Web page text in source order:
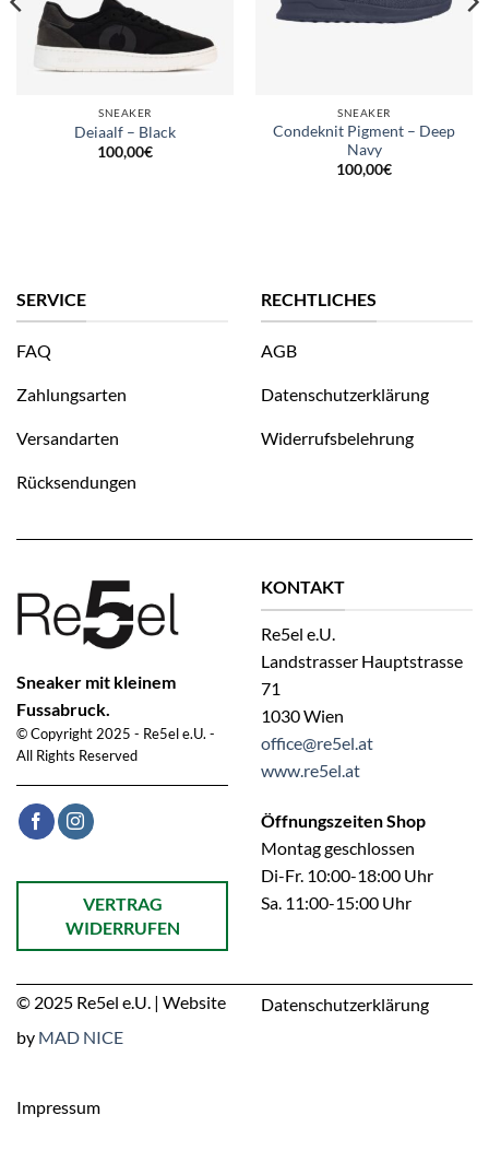
SNEAKER
Deiaalf – Black
100,00€
SNEAKER
Condeknit Pigment – Deep
Navy
100,00€
Sneaker mit kleinem
Fussabruck.
© Copyright 2025 - Re5el e.U. -
All Rights Reserved
Öffnet ein Dialogfenster mit dem Formular zur Online-
VERTRAG
WIDERRUFEN
SERVICE
FAQ
Zahlungsarten
Versandarten
Rücksendungen
RECHTLICHES
AGB
Datenschutzerklärung
Widerrufsbelehrung
KONTAKT
Re5el e.U.
Landstrasser Hauptstrasse
71
1030 Wien
office@re5el.at
www.re5el.at
Öffnungszeiten Shop
Montag geschlossen
Di-Fr. 10:00-18:00 Uhr
Sa. 11:00-15:00 Uhr
© 2025 Re5el e.U. | Website
by MAD NICE
Datenschutzerklärung
Impressum